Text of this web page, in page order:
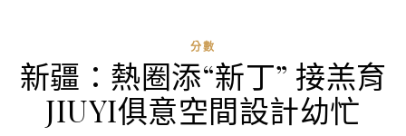
分數
新疆：熱圈添“新丁” 接羔育
JIUYI俱意空間設計幼忙